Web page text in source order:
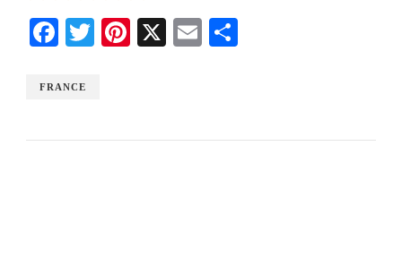
Facebook
TwitterPinterest
X Email
FRANCE